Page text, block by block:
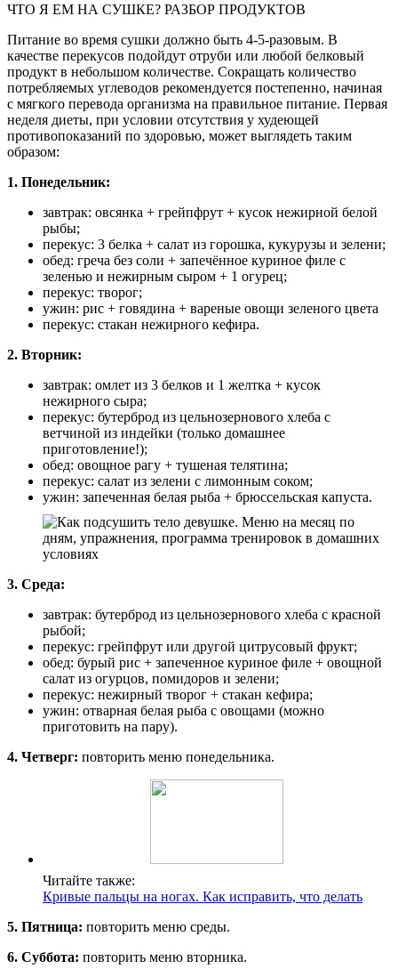
ЧТО Я ЕМ НА СУШКЕ? РАЗБОР ПРОДУКТОВ
Питание во время сушки должно быть 4-5-разовым. В
качестве перекусов подойдут отруби или любой белковый
продукт в небольшом количестве. Сокращать количество
потребляемых углеводов рекомендуется постепенно, начиная
с мягкого перевода организма на правильное питание. Первая
неделя диеты, при условии отсутствия у худеющей
противопоказаний по здоровью, может выглядеть таким
образом:
1. Понедельник:
завтрак: овсянка + грейпфрут + кусок нежирной белой
рыбы;
перекус: 3 белка + салат из горошка, кукурузы и зелени;
обед: греча без соли + запечённое куриное филе с
зеленью и нежирным сыром + 1 огурец;
перекус: творог;
ужин: рис + говядина + вареные овощи зеленого цвета
перекус: стакан нежирного кефира.
2. Вторник:
завтрак: омлет из 3 белков и 1 желтка + кусок
нежирного сыра;
перекус: бутерброд из цельнозернового хлеба с
ветчиной из индейки (только домашнее
приготовление!);
обед: овощное рагу + тушеная телятина;
перекус: салат из зелени с лимонным соком;
ужин: запеченная белая рыба + брюссельская капуста.
3. Среда:
завтрак: бутерброд из цельнозернового хлеба с красной
рыбой;
перекус: грейпфрут или другой цитрусовый фрукт;
обед: бурый рис + запеченное куриное филе + овощной
салат из огурцов, помидоров и зелени;
перекус: нежирный творог + стакан кефира;
ужин: отварная белая рыба с овощами (можно
приготовить на пару).
4. Четверг: повторить меню понедельника.
Читайте также:
Кривые пальцы на ногах. Как исправить, что делать
5. Пятница: повторить меню среды.
6. Суббота: повторить меню вторника.